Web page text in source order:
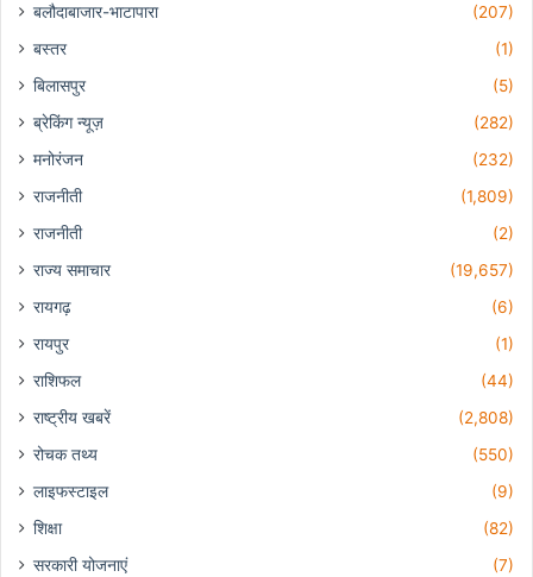
बलौदाबाजार-भाटापारा
(207)
बस्तर
(1)
बिलासपुर
(5)
ब्रेकिंग न्यूज़
(282)
मनोरंजन
(232)
राजनीती
(1,809)
राजनीती
(2)
राज्य समाचार
(19,657)
रायगढ़
(6)
रायपुर
(1)
राशिफल
(44)
राष्ट्रीय खबरें
(2,808)
रोचक तथ्य
(550)
लाइफस्टाइल
(9)
शिक्षा
(82)
सरकारी योजनाएं
(7)